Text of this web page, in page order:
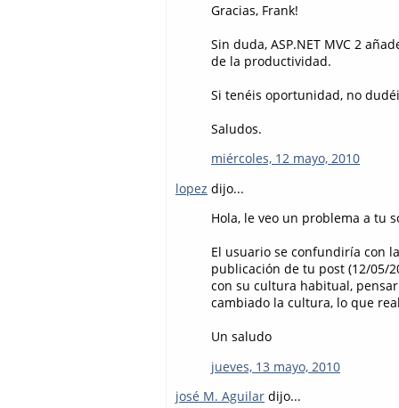
Gracias, Frank!
Sin duda, ASP.NET MVC 2
de la productividad.
Si tenéis oportunidad, no
Saludos.
miércoles, 12 mayo, 2010
lopez dijo...
Hola, le veo un problema a tu
El usuario se confundiría con
publicación de tu post (12/05/
con su cultura habitual,
cambiado la cultura, lo que
Un saludo
jueves, 13 mayo, 2010
josé M. Aguilar dijo...